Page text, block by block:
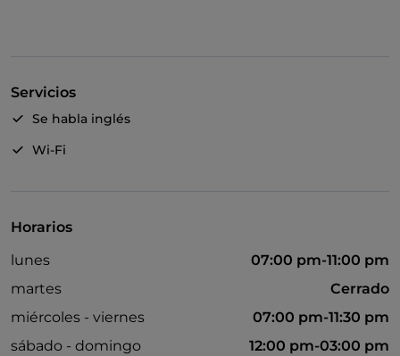
Servicios
Se habla inglés
Wi-Fi
Horarios
lunes
07:00 pm-11:00 pm
martes
Cerrado
miércoles - viernes
07:00 pm-11:30 pm
sábado - domingo
12:00 pm-03:00 pm